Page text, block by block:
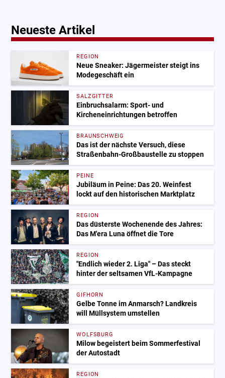
Neueste Artikel
REGION
Neue Sneaker: Jägermeister steigt ins
Modegeschäft ein
SALZGITTER
Einbruchsalarm: Sport- und
Kircheneinrichtungen betroffen
BRAUNSCHWEIG
Das ist der nächste Versuch, diese
Straßenbahn-Großbaustelle zu stoppen
PEINE
Jubiläum in Peine: Das 20. Weinfest
lockt auf den historischen Marktplatz
REGION
Das düsterste Wochenende des Jahres:
Das M'era Luna öffnet die Tore
REGION
"Endlich wieder 2. Liga" – Das steckt
hinter der seltsamen VfL-Kampagne
GIFHORN
Gelbe Tonne im Anmarsch? Landkreis
will Müllsystem umstellen
WOLFSBURG
Milow begeistert beim Sommerfestival
der Autostadt
REGION